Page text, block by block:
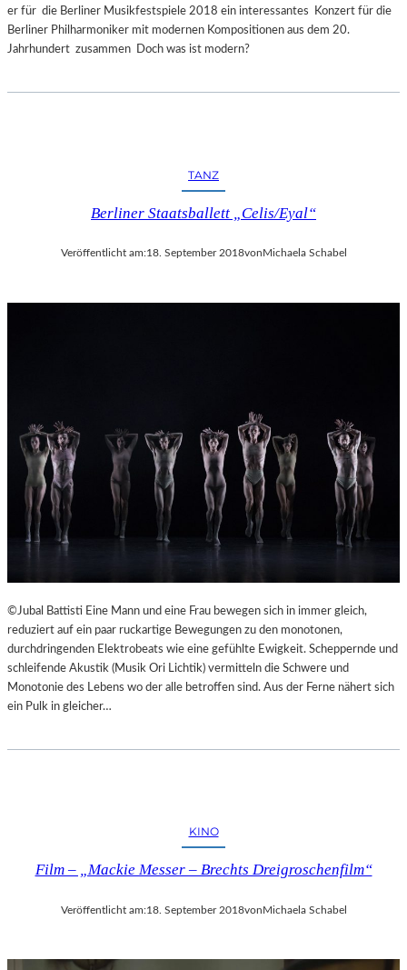
er für die Berliner Musikfestspiele 2018 ein interessantes Konzert für die
Berliner Philharmoniker mit modernen Kompositionen aus dem 20.
Jahrhundert zusammen Doch was ist modern?
TANZ
Berliner Staatsballett „Celis/Eyal“
Veröffentlicht am:18. September 2018von Michaela Schabel
©Jubal Battisti Eine Mann und eine Frau bewegen sich in immer gleich,
reduziert auf ein paar ruckartige Bewegungen zu den monotonen,
durchdringenden Elektrobeats wie eine gefühlte Ewigkeit. Scheppernde und
schleifende Akustik (Musik Ori Lichtik) vermitteln die Schwere und
Monotonie des Lebens wo der alle betroffen sind. Aus der Ferne nähert sich
ein Pulk in gleicher…
KINO
Film – „Mackie Messer – Brechts Dreigroschenfilm“
Veröffentlicht am:18. September 2018vonMichaela Schabel